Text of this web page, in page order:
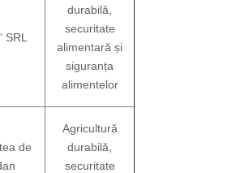
SRL
durabilă,
securitate
alimentară și
siguranța
alimentelor
de
Agricultură
durabilă,
securitate